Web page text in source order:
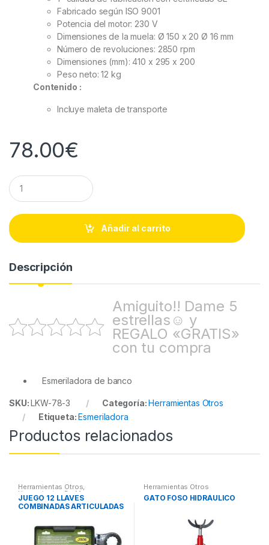
Fabricado según ISO 9001
Potencia del motor: 230 V
Dimensiones de la muela: Ø 150 x 20 Ø 16 mm
Número de revoluciones: 2850 rpm
Dimensiones (mm): 410 x 295 x 200
Peso neto: 12 kg
Contenido :
Incluye maleta de transporte
78.00€
Q
u
a
t
i
Añadir al carrito
Descripción
Amiguito!! Dame 5
estrellas☺ y
REGALO «GRATIS»
con tu compra
Esmeriladora de banco
SKU:LKW-78-3 Categoría:Herramientas Otros
Etiqueta:Esmeriladora
Productos relacionados
Herramientas Otros,
Herramientas De Mano
Herramientas De Mano
JUEGO 12 LLAVES
COMBINADAS ARTICULADAS
Herramientas Otros
GATO FOSO HIDRÁULICO